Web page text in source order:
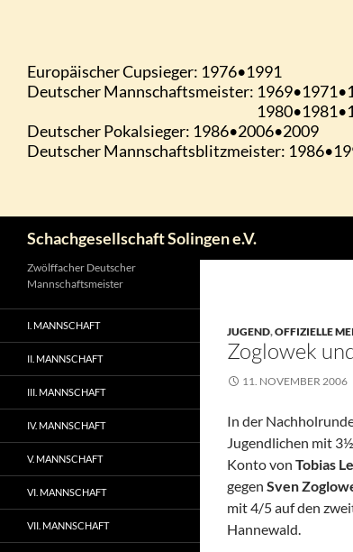
Schachgesellschaft Solingen e.V.
JUGEND,OFFIZIELLE
Zoglowek
11. NOVEMBER 2006
In der
Jugendlichen mit
Konto von Tobias
gegen Sven
mit 4/5 auf den
Hannewald.
Zwölffacher Deutscher
Mannschaftsmeister
I. MANNSCHAFT
II. MANNSCHAFT
III. MANNSCHAFT
IV. MANNSCHAFT
V. MANNSCHAFT
VI. MANNSCHAFT
VII. MANNSCHAFT